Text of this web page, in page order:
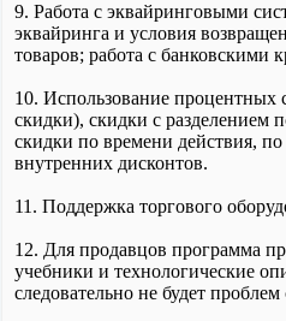
9. Работа с эквайринговыми
эквайринга и условия
товаров; работа с банковскими
10. Использование
скидки), скидки с разделением
скидки по времени действия,
внутренних дисконтов.
11. Поддержка торгового
12. Для продавцов программа
учебники и технологические
следовательно не будет